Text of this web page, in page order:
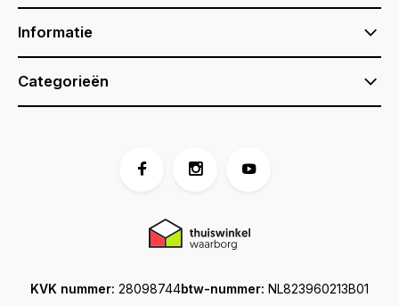
Informatie
Categorieën
KVK nummer: 28098744btw-nummer: NL823960213B01